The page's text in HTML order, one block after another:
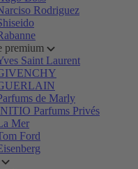
Rodriguez
premium
Saint Laurent
de Marly
Parfums Privés
Mer
Ford